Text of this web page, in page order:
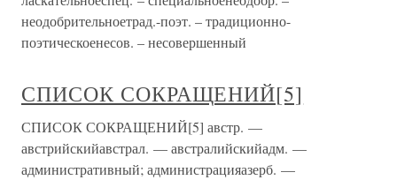
неодобрительноетрад.-поэт. – традиционно-
поэтическоенесов. – несовершенный
СПИСОК СОКРАЩЕНИЙ[5]
СПИСОК СОКРАЩЕНИЙ[5] австр. —
австрийскийавстрал. — австралийскийадм. —
административный; администрацияазерб. —